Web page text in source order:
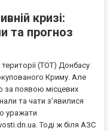
кризі:
та прогноз
(ТОТ) Донбасу
Криму. Але
за появою місцевих
та чати з’явилися
уражати
Тоді ж біля АЗС